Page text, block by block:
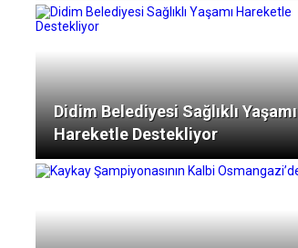
Didim Belediyesi Sağlıklı Yaşamı
Hareketle Destekliyor